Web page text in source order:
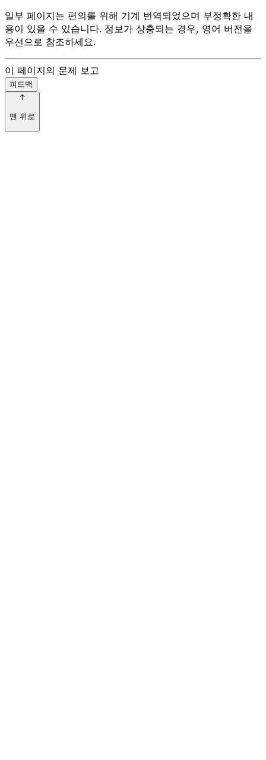
일부 페이지는 편의를 위해 기계 번역되었으며 부정확한 내
용이 있을 수 있습니다. 정보가 상충되는 경우, 영어 버전을
우선으로 참조하세요.
이 페이지의 문제 보고
피드백
맨 위로